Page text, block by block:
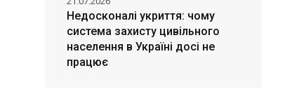
Недосконалі укриття: чому
система захисту цивільного
населення в Україні досі не
працює